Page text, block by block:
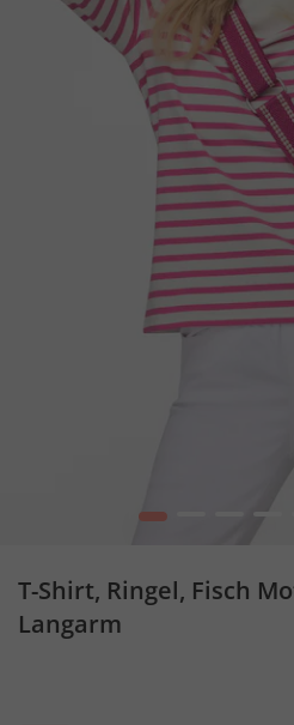
1 4
T-Shirt, Ringel, Fisch
Langarm